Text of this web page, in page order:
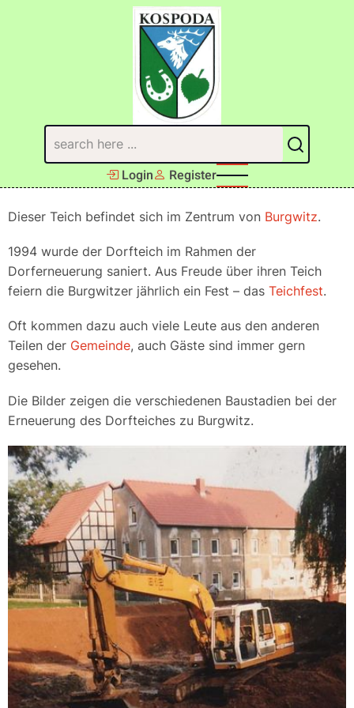
Suchen
Login Register
Dieser Teich befindet sich im Zentrum von Burgwitz.
1994 wurde der Dorfteich im Rahmen der
Dorferneuerung saniert. Aus Freude über ihren Teich
feiern die Burgwitzer jährlich ein Fest – das Teichfest.
Oft kommen dazu auch viele Leute aus den anderen
Teilen der Gemeinde, auch Gäste sind immer gern
gesehen.
Die Bilder zeigen die verschiedenen Baustadien bei der
Erneuerung des Dorfteiches zu Burgwitz.